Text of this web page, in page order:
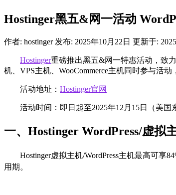
Hostinger黑五&网一活动
作者: hostinger 发布: 2025年10月22日 更新于:
Hostinger重磅推出黑五&网一特惠活动，致
机、VPS主机、WooCommerce主机同时参与活
活动地址： Hostinger官网
活动时间：即日起至2025年12月15日（美国
一、Hostinger WordPress/虚拟
Hostinger虚拟主机/WordPress主机最高可享
用期。